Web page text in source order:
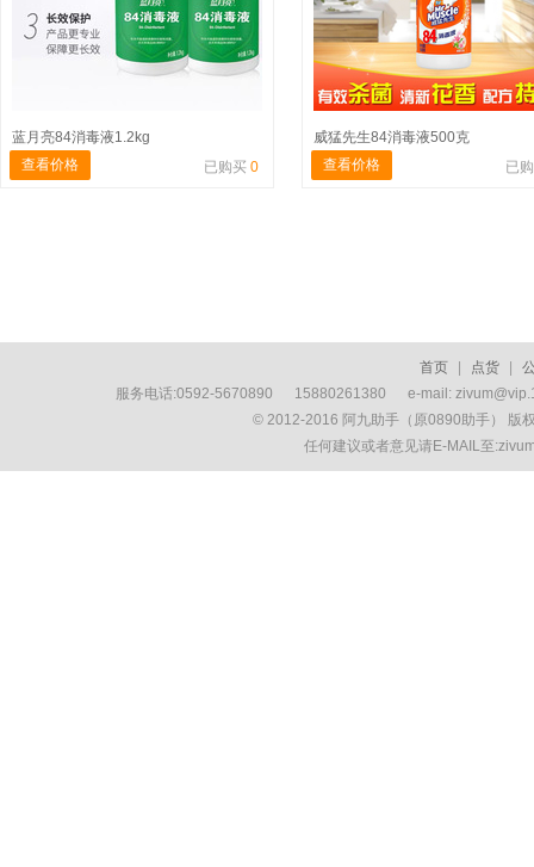
蓝月亮84消毒液1.2kg
查看价格
已购买 0
威猛先生84消毒液500克
查看价格
已
首页 点货
服务电话:0592-5670890 15880261380 e-mail:
© 2012-2016 阿九助手（原0890助手） 版
任何建议或者意见请E-MAIL至